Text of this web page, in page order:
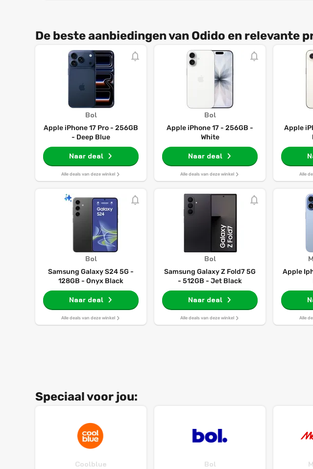
De beste aanbiedingen van Odido en relevante
Bol
Apple iPhone 17 Pro - 256GB
- Deep Blue
Naar deal
Alle deals van deze winkel
Bol
Apple iPhone 17 - 256GB -
White
Naar deal
Alle deals van deze winkel
Apple
Alle
Bol
Samsung Galaxy S24 5G -
128GB - Onyx Black
Naar deal
Alle deals van deze winkel
Bol
Samsung Galaxy Z Fold7 5G
- 512GB - Jet Black
Naar deal
Alle deals van deze winkel
Apple
Alle
Speciaal voor jou:
Coolblue Bol